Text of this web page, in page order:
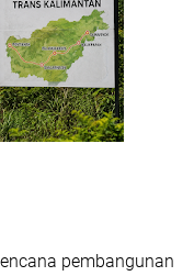
pembangunan